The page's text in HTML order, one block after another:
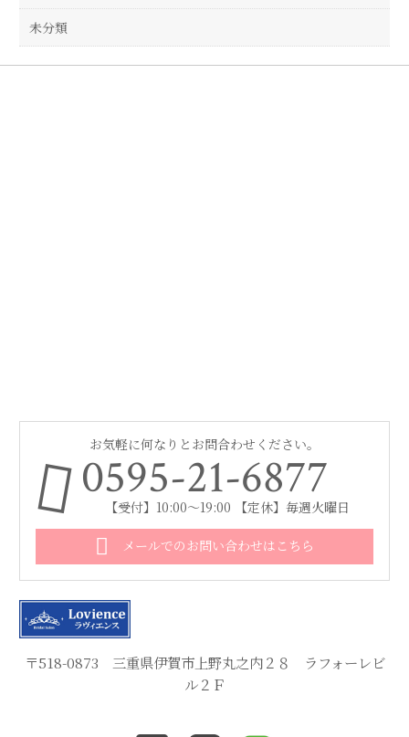
未分類
〒518-0873 三重県伊賀市上野丸之内２８ ラフォーレビ
ル２Ｆ
お気軽に何なりとお問合わせください。
0595-21-6877
【受付】10:00～19:00 【定休】毎週火曜日
メールでのお問い合わせはこちら